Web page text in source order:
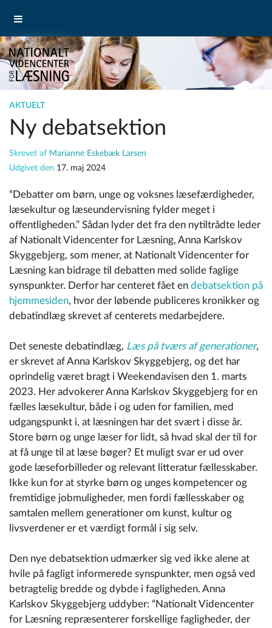
AKTUELT
Ny debatsektion
Skrevet af Marianne Eskebæk Larsen
Udgivet den 17. maj 2024
“Debatter om børn, unge og voksnes læsefærdigheder,
læsekultur og læseundervisning fylder meget i
offentligheden.” Sådan lyder det fra den nytiltrådte leder
af Nationalt Videncenter for Læsning, Anna Karlskov
Skyggebjerg, som mener, at Nationalt Videncenter for
Læsning kan bidrage til debatten med solide faglige
synspunkter. Derfor har centeret fået en debatsektion på
hjemmesiden, hvor der løbende publiceres kronikker og
debatindlæg skrevet af centerets medarbejdere.
Det seneste debatindlæg, Læs på tværs af generationer,
er skrevet af Anna Karlskov Skyggebjerg, og det har
oprindelig været bragt i Weekendavisen den 1. marts
2023. Her advokerer Anna Karlskov Skyggebjerg for en
fælles læsekultur, både i og uden for familien, med
udgangspunkt i, at læsningen har det svært i disse år.
Store børn og unge læser for lidt, så hvad skal der til for
at få unge til at læse bøger? Et muligt svar er ud over
gode læseforbilleder og relevant litteratur fællesskaber.
Ikke kun for at styrke børn og unges kompetencer og
fremtidige jobmuligheder, men fordi fællesskaber og
samtalen mellem generationer om kunst, kultur og
livsverdener er et værdigt formål i sig selv.
Den nye debatsektion udmærker sig ved ikke alene at
hvile på fagligt informerede synspunkter, men også ved
betragtelig bredde og dybde i fagligheden. Anna
Karlskov Skyggebjerg uddyber: “Nationalt Videncenter
for Læsning repræsenterer forskellige fagligheder, der